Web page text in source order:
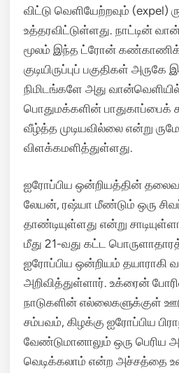
விட்டு வெளியேற்றவும் (expel)
உத்தரவிட்டுள்ளது. நாட்டின்
மூலம் இந்த ட்ரோன்
குடியிருப்புப் பகுதிகள்
நிமிடங்களே அது
பொதுமக்களின் பாதுகாப்பைக்
வீழ்த்த முடியவில்லை என்று
விளக்கமளித்துள்ளது.
ஐரோப்பிய ஒன்றியத்தின்
லேயன், ரஷ்யா மீண்டும் ஒரு
தாண்டியுள்ளது என்று
மீது 21-வது கட்ட
ஐரோப்பிய ஒன்றியம் தயாராகி
அறிவித்துள்ளார். உக்ரைன்
நாடுகளின் எல்லைகளுக்குள்
சம்பவம், கிழக்கு ஐரோப்பிய
வேண்டுமானாலும் ஒரு பெரிய
வெடிக்கலாம் என்ற அச்சத்தை